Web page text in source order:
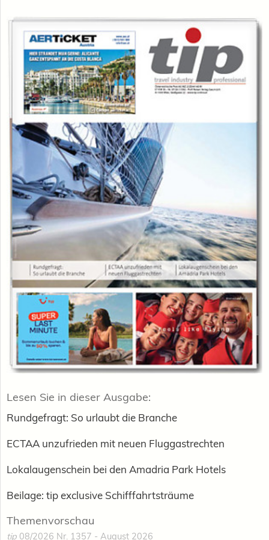
Lesen Sie in dieser Ausgabe:
Rundgefragt: So urlaubt die Branche
ECTAA unzufrieden mit neuen Fluggastrechten
Lokalaugenschein bei den Amadria Park Hotels
Beilage: tip exclusive Schifffahrtsträume
Themenvorschau
tip 08/2026 Nr. 1357 - August 2026